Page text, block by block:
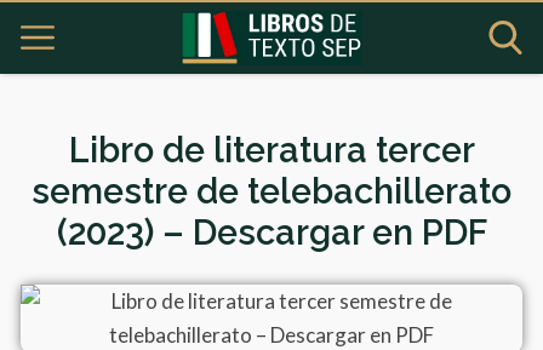
Libro de literatura tercer
semestre de telebachillerato
(2023) – Descargar en PDF